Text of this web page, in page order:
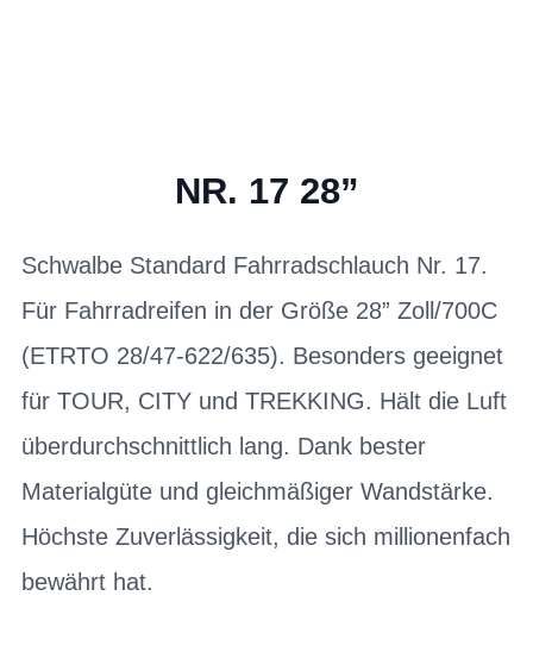
NR. 17 28”
Schwalbe Standard Fahrradschlauch Nr. 17.
Für Fahrradreifen in der Größe 28” Zoll/700C
(ETRTO 28/47-622/635). Besonders geeignet
für TOUR, CITY und TREKKING. Hält die Luft
überdurchschnittlich lang. Dank bester
Materialgüte und gleichmäßiger Wandstärke.
Höchste Zuverlässigkeit, die sich millionenfach
bewährt hat.